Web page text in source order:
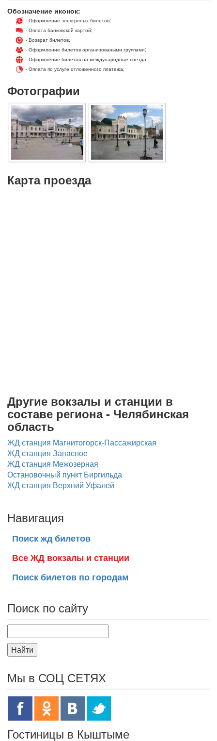
Обозначение иконок:
- Оформление электроных билетов;
- Оплата банковской картой;
- Возврат билетов;
- Оформление билетов организоваными группами;
- Оформление билетов на международные поезда;
- Оплата по услуге отложенного платежа;
Фотографии
Карта проезда
Другие вокзалы и станции в
составе региона - Челябинская
область
ЖД станция Магнитогорск-Пассажирская
ЖД станция Запасное
ЖД станция Межозерная
Остановочный пункт Биргильда
ЖД станция Верхний Уфалей
Навигация
Поиск жд билетов
Все ЖД вокзалы и станции
Поиск билетов по городам
Поиск по сайту
Найти
Мы в СОЦ СЕТЯХ
Гостиницы в Кыштыме